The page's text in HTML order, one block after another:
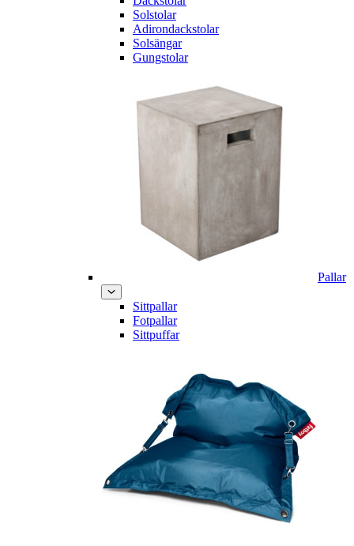
Solstolar
Adirondackstolar
Solsängar
Gungstolar
Pallar
Sittpallar
Fotpallar
Sittpuffar